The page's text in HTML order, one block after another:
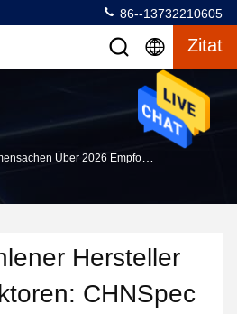
86--13732210605
Zitat
Von EL-Detektoren: CHNSpec – Ein Hochwertiger Inländischer Hersteller Mit Vollständigem Branchenketten-Layout
Hersteller
CHNSpec